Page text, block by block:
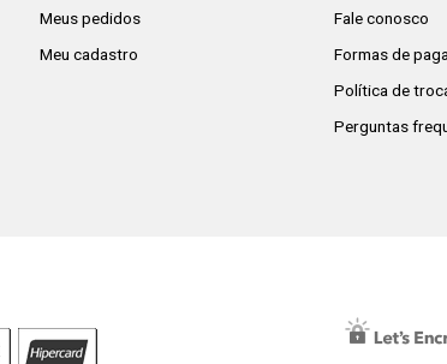
Meus pedidos
Meu cadastro
Fale conosco
Formas de
Política de
Perguntas